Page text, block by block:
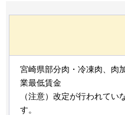
宮崎県部分肉・冷凍肉、肉
業最低賃金
（注意）改定が行われて
す。